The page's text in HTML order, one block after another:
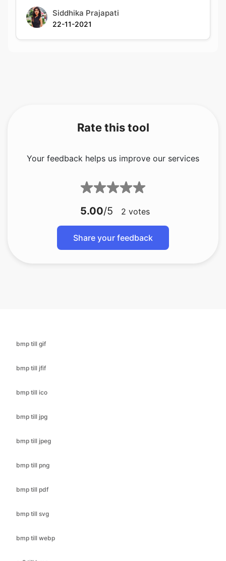
5.00
Share your feedback
bmp till ico
bmp till jpg
bmp till jpeg
bmp till png
bmp till pdf
bmp till svg
bmp till webp
cr2 till bmp
cr2 till jfif